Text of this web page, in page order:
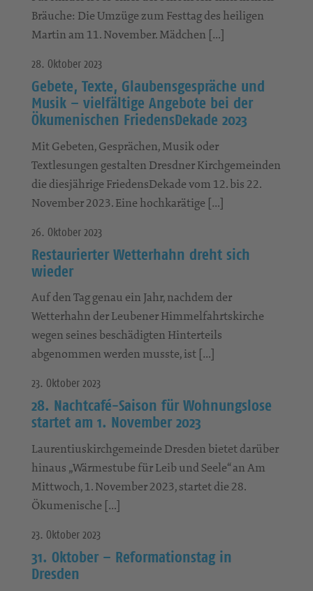
Bräuche: Die Umzüge zum Festtag des heiligen
Martin am 11. November. Mädchen […]
28. Oktober 2023
Gebete, Texte, Glaubensgespräche und
Musik – vielfältige Angebote bei der
Ökumenischen FriedensDekade 2023
Mit Gebeten, Gesprächen, Musik oder
Textlesungen gestalten Dresdner Kirchgemeinden
die diesjährige FriedensDekade vom 12. bis 22.
November 2023. Eine hochkarätige […]
26. Oktober 2023
Restaurierter Wetterhahn dreht sich
wieder
Auf den Tag genau ein Jahr, nachdem der
Wetterhahn der Leubener Himmelfahrtskirche
wegen seines beschädigten Hinterteils
abgenommen werden musste, ist […]
23. Oktober 2023
28. Nachtcafé-Saison für Wohnungslose
startet am 1. November 2023
Laurentiuskirchgemeinde Dresden bietet darüber
hinaus „Wärmestube für Leib und Seele“ an Am
Mittwoch, 1. November 2023, startet die 28.
Ökumenische […]
23. Oktober 2023
31. Oktober – Reformationstag in
Dresden